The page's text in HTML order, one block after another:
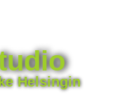
Helsingin